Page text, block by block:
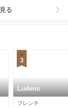
る
3
Ludens
フレンチ